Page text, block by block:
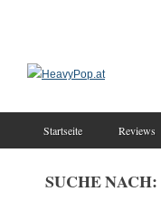
Startseite Reviews
SUCHE NACH: